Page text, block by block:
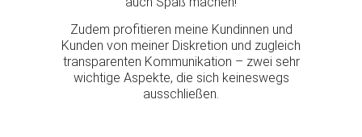
Zudem profitieren meine Kundinnen und
Kunden von meiner Diskretion und zugleich
transparenten Kommunikation – zwei sehr
wichtige Aspekte, die sich keineswegs
ausschließen.